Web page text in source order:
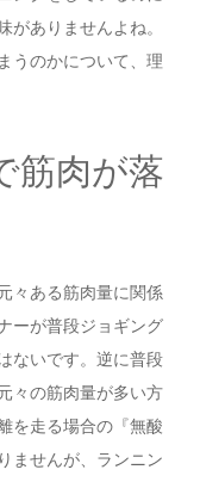
がありませんよね。
うのかについて、理
筋肉が落
々ある筋肉量に関係
ーが普段ジョギング
ないです。逆に普段
々の筋肉量が多い方
を走る場合の『無酸
ませんが、ランニン